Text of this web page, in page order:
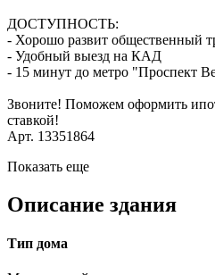
ДОСТУПНОСТЬ:
- Хорошо развит общественный
- Удобный выезд на КАД
- 15 минут до метро "Проспект
Звоните! Поможем оформить
ставкой!
Арт. 13351864
Показать еще
Описание здания
Тип дома